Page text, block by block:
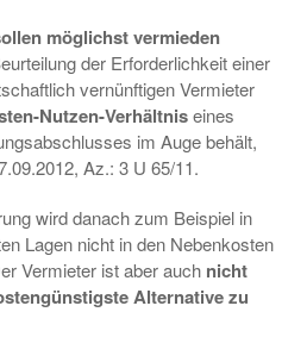
möglichst vermieden
der Erforderlichkeit einer
vernünftigen Vermieter
Nutzen-Verhältniseines
im Auge behält,
Az.: 3 U 65/11.
wird danach zum Beispiel in
Lagen nicht in den Nebenkosten
Vermieter ist aber auch nicht
Alternative zu